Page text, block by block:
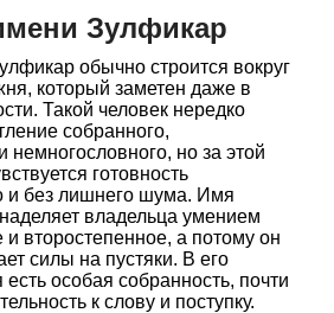
Зулфикар
обычно строится вокруг
который заметен даже в
Такой человек нередко
собранного,
немногословного, но за этой
готовность
и без лишнего шума. Имя
владельца умением
и второстепенное, а потому он
силы на пустяки. В его
особая собранность, почти
к слову и поступку.